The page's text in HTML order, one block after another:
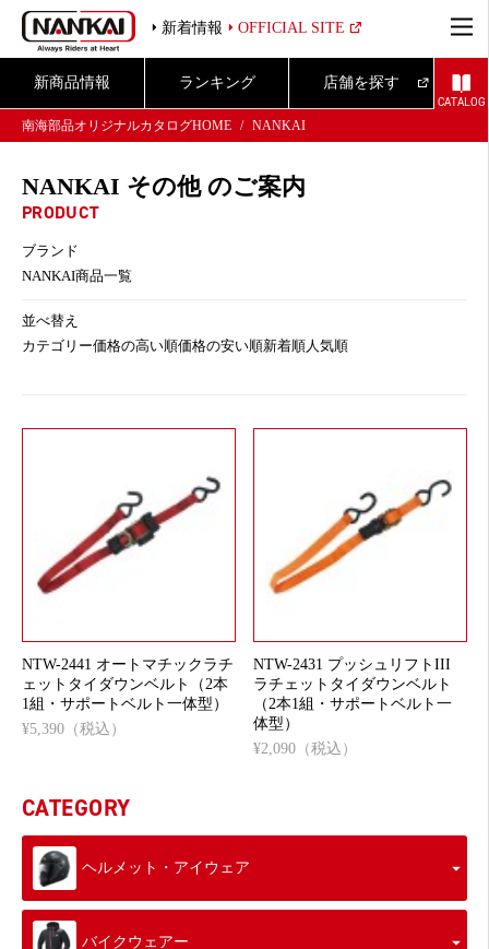
新着情報 OFFICIAL SITE
新商品情報 ランキング 店舗を探す
CATALOG
南海部品オリジナルカタログHOME
NANKAI
NANKAI その他 のご案内
PRODUCT
ブランド
NANKAI商品一覧
並べ替え
カテゴリー価格の高い順価格の安い順新着順人気順
NTW-2441 オートマチックラチ
ェットタイダウンベルト（2本
1組・サポートベルト一体型）
¥5,390（税込）
NTW-2431 プッシュリフトIII
ラチェットタイダウンベルト
（2本1組・サポートベルト一
体型）
¥2,090（税込）
CATEGORY
ヘルメット・アイウェア
バイクウェアー